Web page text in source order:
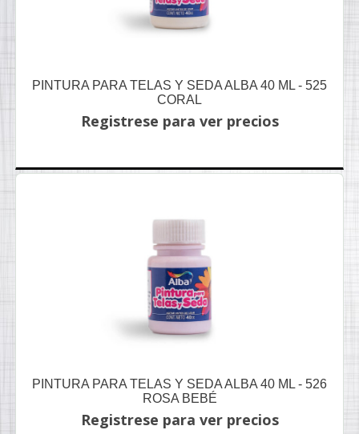
PINTURA PARA TELAS Y SEDA ALBA 40 ML - 525
CORAL
Registrese para ver precios
PINTURA PARA TELAS Y SEDA ALBA 40 ML - 526
ROSA BEBÉ
Registrese para ver precios